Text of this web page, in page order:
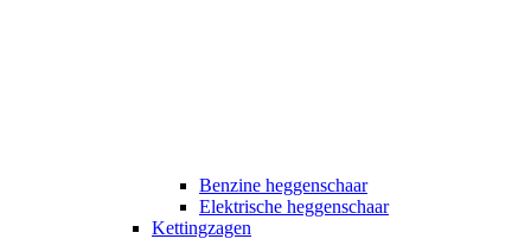
Benzine heggenschaar
Elektrische heggenschaar
Kettingzagen